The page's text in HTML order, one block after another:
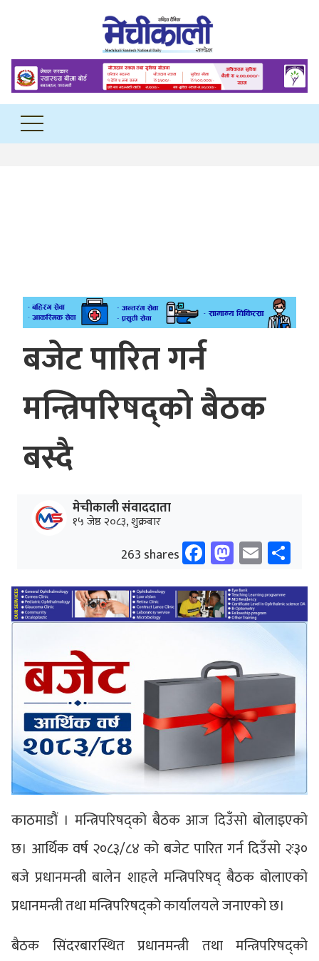
बजेट पारित गर्न
मन्त्रिपरिषद्को बैठक
बस्दै
मेचीकाली संवाददाता
१५ जेष्ठ २०८३, शुक्रबार
263 shares Facebook
Email
काठमाडौं । मन्त्रिपरिषद्को बैठक आज दिउँसो बोलाइएको
छ। आर्थिक वर्ष २०८३/८४ को बजेट पारित गर्न दिउँसो २ः३०
बजे प्रधानमन्त्री बालेन शाहले मन्त्रिपरिषद् बैठक बोलाएको
प्रधानमन्त्री तथा मन्त्रिपरिषद्को कार्यालयले जनाएको छ।
बैठक सिंदरबारस्थित प्रधानमन्त्री तथा मन्त्रिपरिषद्को